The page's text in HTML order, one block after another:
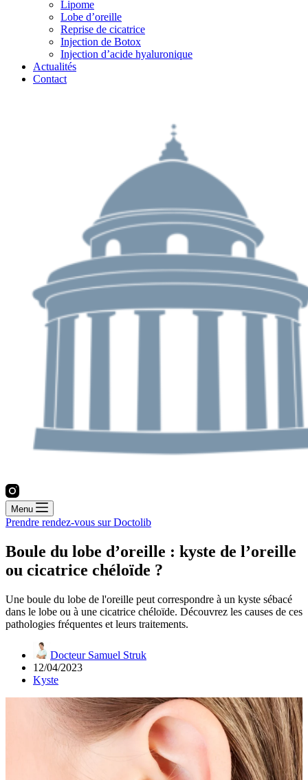
Lipome
Lobe d’oreille
Reprise de cicatrice
Injection de Botox
Injection d’acide hyaluronique
Actualités
Contact
Menu
Prendre rendez-vous sur Doctolib
Boule du lobe d’oreille : kyste de l’oreille
ou cicatrice chéloïde ?
Une boule du lobe de l'oreille peut correspondre à un kyste sébacé
dans le lobe ou à une cicatrice chéloïde. Découvrez les causes de ces
pathologies fréquentes et leurs traitements.
Docteur Samuel Struk
12/04/2023
Kyste